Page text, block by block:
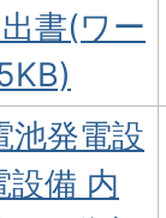
書(ワー
池発電設
設備 内